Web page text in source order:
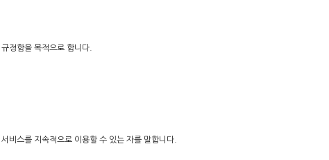
정함을 목적으로 합니다.
비스를 지속적으로 이용할 수 있는 자를 말합니다.